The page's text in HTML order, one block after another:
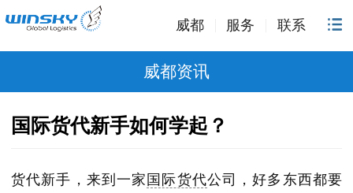
威都 服务 联系
威都资讯
国际货代新手如何学起？
货代新手，来到一家 国际货代公司，好多东西都要